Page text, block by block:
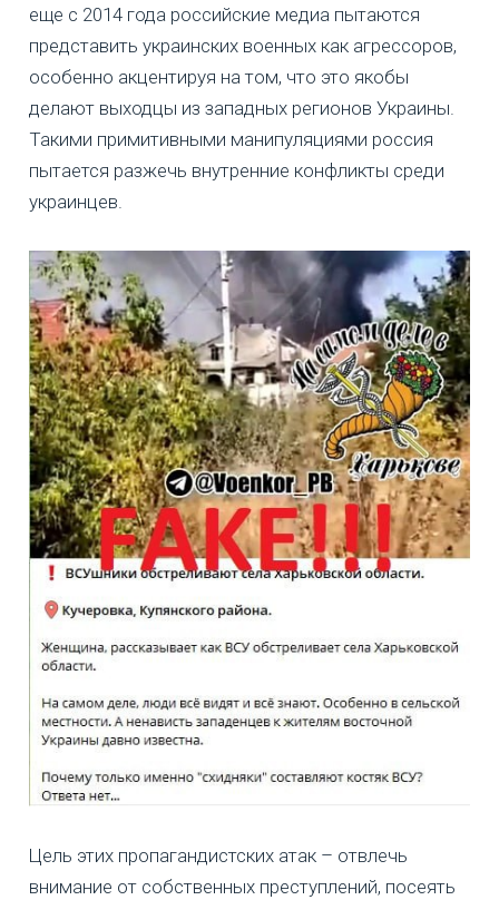
еще с 2014 года российские медиа пытаются
представить украинских военных как агрессоров,
особенно акцентируя на том, что это якобы
делают выходцы из западных регионов Украины.
Такими примитивными манипуляциями россия
пытается разжечь внутренние конфликты среди
украинцев.
Цель этих пропагандистских атак – отвлечь
внимание от собственных преступлений, посеять